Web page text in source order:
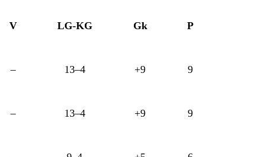
V LG-KG Gk P
– 13–4 +9 9
– 13–4 +9 9